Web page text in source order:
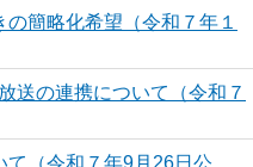
簡略化希望（令和７年１
送の連携について（令和７
て（令和７年9月26日公